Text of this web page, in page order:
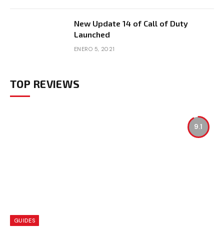
New Update 14 of Call of Duty
Launched
ENERO 5, 2021
TOP REVIEWS
9.1
GUIDES